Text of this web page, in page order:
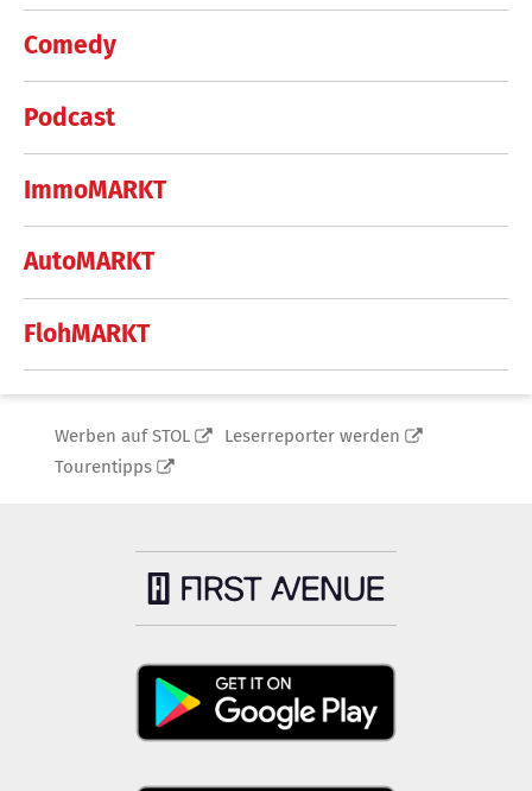
Comedy
Podcast
ImmoMARKT
AutoMARKT
FlohMARKT
Werben auf STOL
Leserreporter werden
Tourentipps